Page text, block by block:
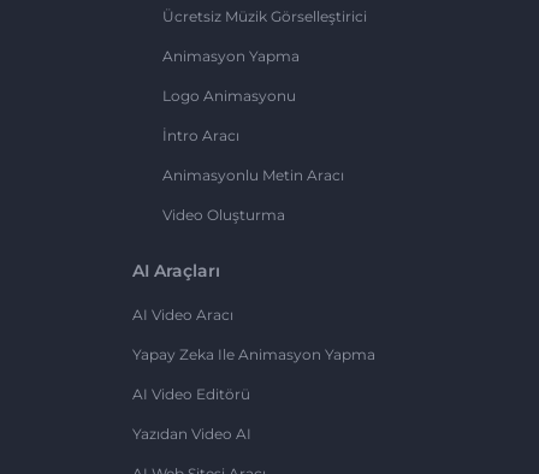
Ücretsiz Müzik Görselleştirici
Animasyon Yapma
Logo Animasyonu
İntro Aracı
Animasyonlu Metin Aracı
Video Oluşturma
AI Araçları
AI Video Aracı
Yapay Zeka Ile Animasyon Yapma
AI Video Editörü
Yazıdan Video AI